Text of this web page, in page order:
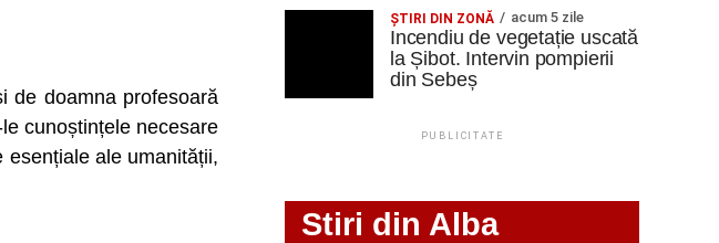
de doamna profesoară
cunoștințele necesare
ale umanității,
ŞTIRI DIN ZONĂ acum 5 zile
Incendiu de vegetație uscată
la Șibot. Intervin pompierii
din Sebeș
PUBLICITATE
Stiri din Alba